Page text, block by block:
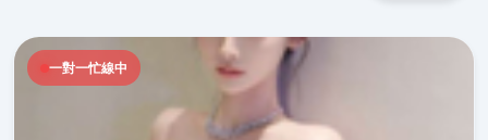
一對一忙線中